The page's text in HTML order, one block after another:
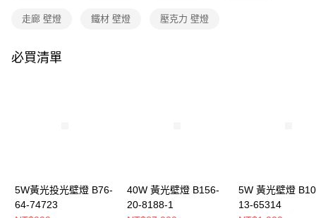
※ 請注意：結帳手續完成當下不需立刻繳費，但若您需要取消訂單，請聯絡
※ 交易是否成功請以「AFTEE先享後付 」之結帳頁面顯示為準，若有關於
３．未成年的使用者請事先徵得法定代理人或監護人之同意方可使用
「AFTEE先享後付」，若未經同意申辦者引起之損失，本公司不負相關責
任。
走廊 壁燈 鐵材 壁燈 壓克力 壁燈
必買清單
5W黃光投光壁燈 B76-
64-74723
40W 黃光壁燈 B156-
20-8188-1
5W 黃光壁燈
13-65314